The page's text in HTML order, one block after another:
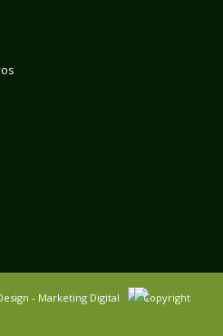
- Marketing Digital
Copyright